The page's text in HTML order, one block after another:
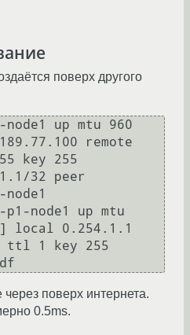
поверх другого
up mtu 960
remote
key 255
32 peer
node1 up mtu
local 0.254.1.1
ttl 1 key 255
поверх интернета.
0.5ms.